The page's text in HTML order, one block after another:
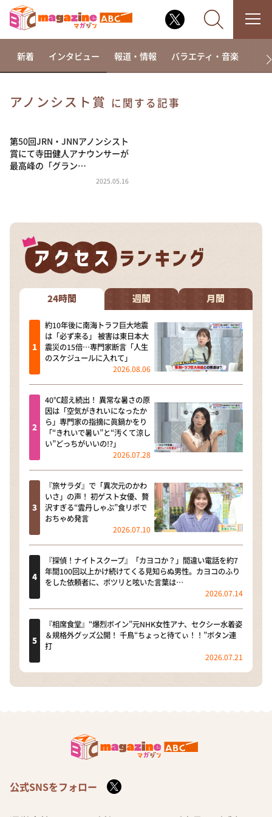
相席食堂
これ余談なんですけど・・・
～人生密着トークバラエティ！～ やすとものいたっ
河合＆A.B.C-Z塚田×福井アナ「なんでやねん！？」
（news おかえり）
DAIGOも台所 ～きょうの献立 何にする？～
本日はダイアンなり！シーズン２
朝だ！生です旅サラダ
教えて！ニュースライブ 正義のミカタ
ＬＩＦＥ～夢のカタチ～
新婚さんいらっしゃい！
ポツンと一軒家
ザキ山小屋本館
ぺこぱのまるスポ
新着 インタビュー 報道・情報 バラエティ・音楽 ド
アノンシスト賞 に関する記事
第50回JRN・JNNアノンシスト
賞にて寺田健人アナウンサーが
最高峰の「グラン…
2025.05.16
24時間 週間 月間
約10年後に南海トラフ巨大地震
は「必ず来る」 被害は東日本大
震災の15倍…専門家断言「人生
のスケジュールに入れて」
2026.08.06
40℃超え続出！ 異常な暑さの原
因は「空気がきれいになったか
ら」専門家の指摘に眞鍋かをり
「“きれいで暑い”と“汚くて涼し
い”どっちがいいの!?」
2026.07.28
『旅サラダ』で「異次元のかわ
いさ」の声！ 初ゲスト女優、贅
沢すぎる“雲丹しゃぶ”食リポで
おちゃめ発言
2026.07.10
『探偵！ナイトスクープ』「カヨコか？」間違い電話を約7
年間100回以上かけ続けてくる見知らぬ男性。カヨコのふり
をした依頼者に、ポツリと呟いた言葉は…
2026.07.14
『相席食堂』“爆烈ボイン”元NHK女性アナ、セクシー水着姿
＆規格外グッズ公開！ 千鳥“ちょっと待てぃ！！”ボタン連
打
2026.07.21
公式SNSをフォロー